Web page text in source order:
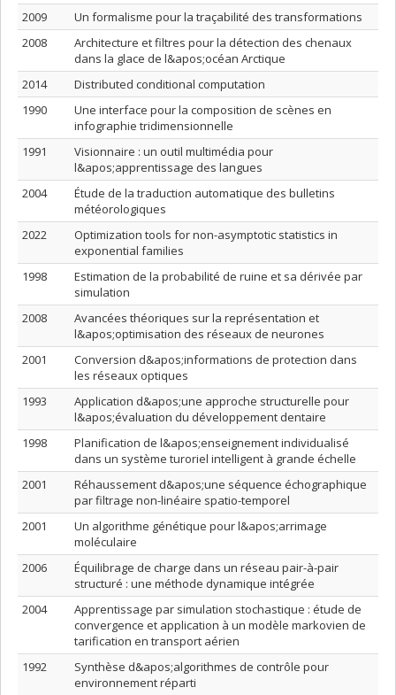
2009
Un formalisme pour la traçabilité des transformations
2008
Architecture et filtres pour la détection des chenaux
dans la glace de l&apos;océan Arctique
2014
Distributed conditional computation
1990
Une interface pour la composition de scènes en
infographie tridimensionnelle
1991
Visionnaire : un outil multimédia pour
l&apos;apprentissage des langues
2004
Étude de la traduction automatique des bulletins
météorologiques
2022
Optimization tools for non-asymptotic statistics in
exponential families
1998
Estimation de la probabilité de ruine et sa dérivée par
simulation
2008
Avancées théoriques sur la représentation et
l&apos;optimisation des réseaux de neurones
2001
Conversion d&apos;informations de protection dans
les réseaux optiques
1993
Application d&apos;une approche structurelle pour
l&apos;évaluation du développement dentaire
1998
Planification de l&apos;enseignement individualisé
dans un système turoriel intelligent à grande échelle
2001
Réhaussement d&apos;une séquence échographique
par filtrage non-linéaire spatio-temporel
2001
Un algorithme génétique pour l&apos;arrimage
moléculaire
2006
Équilibrage de charge dans un réseau pair-à-pair
structuré : une méthode dynamique intégrée
2004
Apprentissage par simulation stochastique : étude de
convergence et application à un modèle markovien de
tarification en transport aérien
1992
Synthèse d&apos;algorithmes de contrôle pour
environnement réparti